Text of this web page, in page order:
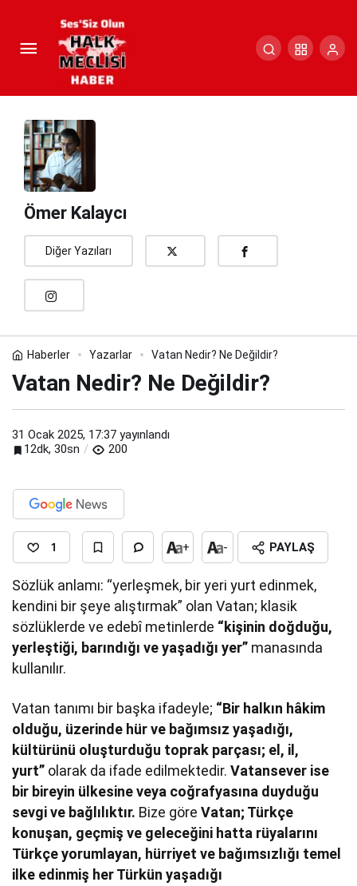
Ömer Kalaycı
Diğer Yazıları
Haberler Yazarlar Vatan Nedir? Ne Değildir?
Vatan Nedir? Ne Değildir?
31 Ocak 2025, 17:37 yayınlandı
12dk, 30sn
200
1 + - PAYLAŞ
Sözlük anlamı: “yerleşmek, bir yeri yurt edinmek,
kendini bir şeye alıştırmak” olan Vatan; klasik
sözlüklerde ve edebî metinlerde “kişinin doğduğu,
yerleştiği, barındığı ve yaşadığı yer” manasında
kullanılır.
Vatan tanımı bir başka ifadeyle; “Bir halkın hâkim
olduğu, üzerinde hür ve bağımsız yaşadığı,
kültürünü oluşturduğu toprak parçası; el, il,
yurt” olarak da ifade edilmektedir.Vatansever ise
bir bireyin ülkesine veya coğrafyasına duyduğu
sevgi ve bağlılıktır. Bize göreVatan; Türkçe
konuşan, geçmiş ve geleceğini hatta rüyalarını
Türkçe yorumlayan, hürriyet ve bağımsızlığı temel
ilke edinmiş her Türkün yaşadığı
Vatan Nedir? Ne Değildir?
Yorum Yap